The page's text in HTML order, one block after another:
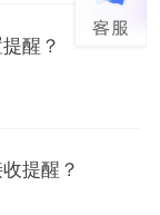
醒？
提醒？